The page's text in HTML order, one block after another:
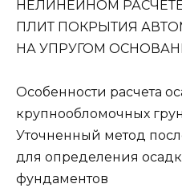
НЕЛИНЕЙНОМ
ПЛИТ ПОКРЫТИЯ
НА УПРУГОМ
Особенности расчета
крупнообломочных
Уточненный метод
для определения
фундаментов